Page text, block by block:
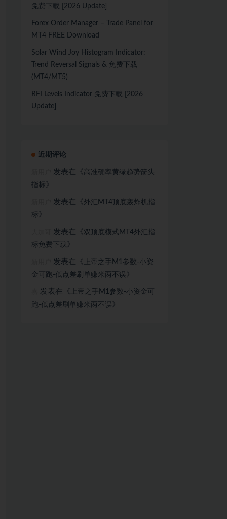
免费下载 [2026 Update]
Forex Order Manager – Trade Panel for
MT4 FREE Download
Solar Wind Joy Histogram Indicator:
Trend Reversal Signals & 免费下载
(MT4/MT5)
RFI Levels Indicator 免费下载 [2026
Update]
近期评论
发表在《 高准确率黄绿趋势箭头
指标 》
发表在《 外汇MT4顶底轰炸机指
标 》
发表在《 双顶底模式MT4外汇指
标免费下载 》
发表在《
上帝之手M1参数-小资
金可跑-低点差刷单赚米两不误 》
发表在《
上帝之手M1参数-小资金可
跑-低点差刷单赚米两不误 》